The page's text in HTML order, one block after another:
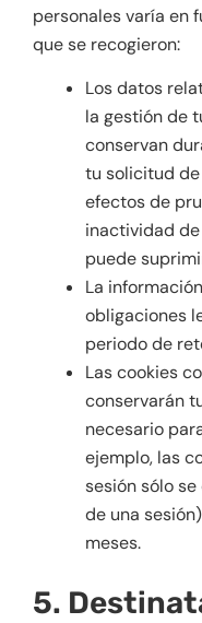
personales varía en
que se recogieron:
Los datos
la gestión de
conservan
tu solicitud
efectos de
inactividad
puede
La
obligaciones
periodo de
Las cookies
conservarán
necesario
ejemplo, las
sesión sólo
de una
meses.
5.